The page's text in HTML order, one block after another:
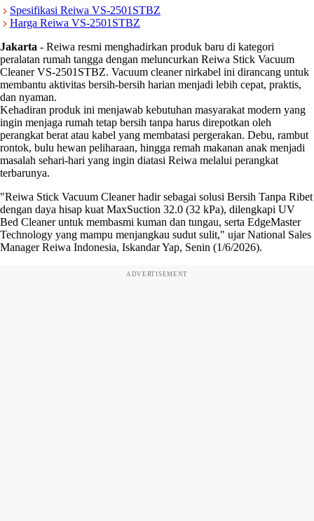
Spesifikasi Reiwa VS-2501STBZ
Harga Reiwa VS-2501STBZ
Jakarta - Reiwa resmi menghadirkan produk baru di kategori
peralatan rumah tangga dengan meluncurkan Reiwa Stick Vacuum
Cleaner VS-2501STBZ. Vacuum cleaner nirkabel ini dirancang untuk
membantu aktivitas bersih-bersih harian menjadi lebih cepat, praktis,
dan nyaman.
Kehadiran produk ini menjawab kebutuhan masyarakat modern yang
ingin menjaga rumah tetap bersih tanpa harus direpotkan oleh
perangkat berat atau kabel yang membatasi pergerakan. Debu, rambut
rontok, bulu hewan peliharaan, hingga remah makanan anak menjadi
masalah sehari-hari yang ingin diatasi Reiwa melalui perangkat
terbarunya.
"Reiwa Stick Vacuum Cleaner hadir sebagai solusi Bersih Tanpa Ribet
dengan daya hisap kuat MaxSuction 32.0 (32 kPa), dilengkapi UV
Bed Cleaner untuk membasmi kuman dan tungau, serta EdgeMaster
Technology yang mampu menjangkau sudut sulit," ujar National Sales
Manager Reiwa Indonesia, Iskandar Yap, Senin (1/6/2026).
ADVERTISEMENT